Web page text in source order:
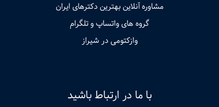
مشاوره آنلاین بهترین دکترهای ایران
گروه های واتساپ و تلگرام
وازکتومی در شیراز
با ما در ارتباط باشید